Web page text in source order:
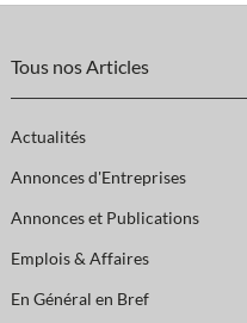
Tous nos Articles
Actualités
Annonces d'Entreprises
Annonces et Publications
Emplois & Affaires
En Général en Bref